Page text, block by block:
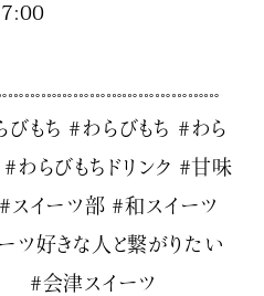
もち #わらびもち #わら
わらびもちドリンク #甘味
スイーツ部 #和スイーツ
ツ好きな人と繋がりたい
#会津スイーツ